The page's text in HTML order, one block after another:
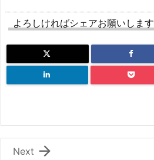
よろしければシェアお願いします

Next